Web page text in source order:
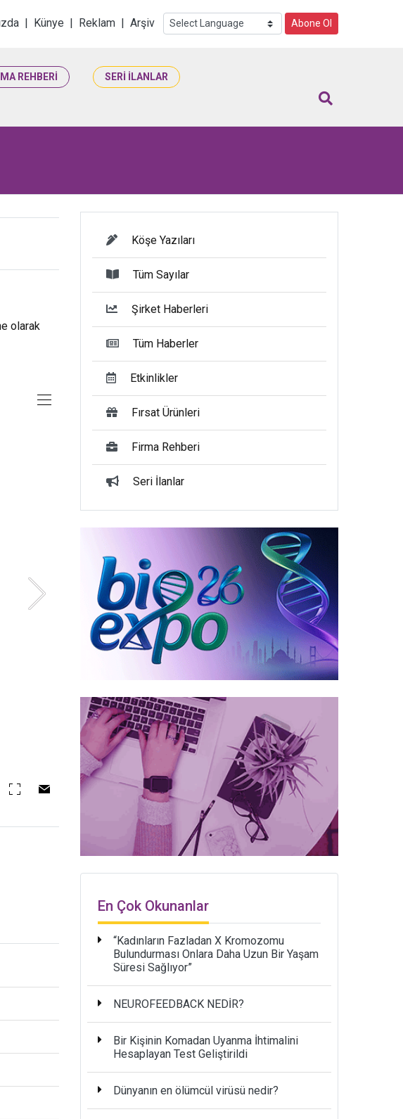
| Künye | Reklam | Arşiv Abone Ol
REHBERİ SERİ İLANLAR
olarak
Köşe Yazıları
Tüm Sayılar
Şirket Haberleri
Tüm Haberler
Etkinlikler
Fırsat Ürünleri
Firma Rehberi
Seri İlanlar
En Çok Okunanlar
“Kadınların Fazladan X Kromozomu
Bulundurması Onlara Daha Uzun Bir Yaşam
Süresi Sağlıyor”
NEUROFEEDBACK NEDİR?
Bir Kişinin Komadan Uyanma İhtimalini
Hesaplayan Test Geliştirildi
Dünyanın en ölümcül virüsü nedir?